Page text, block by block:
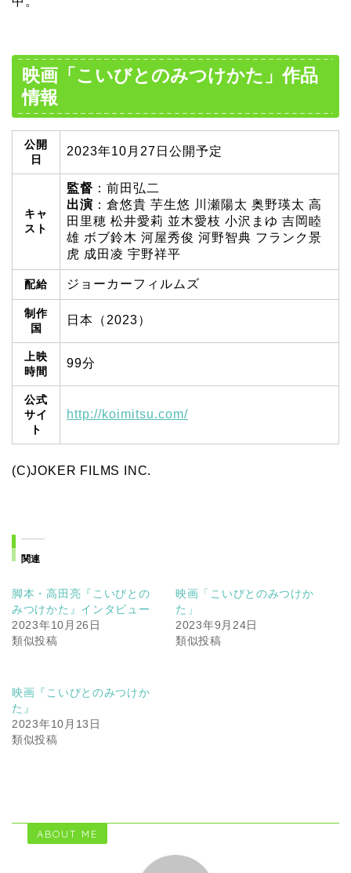
映画「こいびとのみつけかた」作品
情報
公開
日
2023年10月27日公開予定
キャ
スト
監督 ：前田弘二
出演 ：倉悠貴 芋生悠 川瀬陽太 奥野瑛太 高
田里穂 松井愛莉 並木愛枝 小沢まゆ 吉岡睦
雄 ボブ鈴木 河屋秀俊 河野智典 フランク景
虎 成田凌 宇野祥平
配給 ジョーカーフィルムズ
制作
国
日本（2023）
上映
時間
99分
公式
サイ
ト
http://koimitsu.com/
(C)JOKER FILMS INC.
関連
脚本・高田亮『こいびとの
みつけかた』インタビュー
2023年10月26日
類似投稿
映画「こいびとのみつけか
た」
2023年9月24日
類似投稿
映画『こいびとのみつけか
た』
2023年10月13日
類似投稿
ABOUT ME